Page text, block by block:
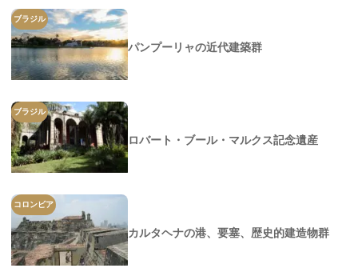
ブラジル
パンプーリャの近代建築群
ブラジル
ロバート・ブール・マルクス記念遺産
コロンビア
カルタヘナの港、要塞、歴史的建造物群